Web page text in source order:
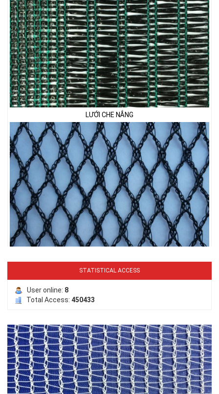
LƯỚI CHE NẮNG
LƯỚI CHẮN CHIM
LƯỚI PHƠI NÔNG SẢN
STATISTICAL ACCESS
User online: 8
Total Access: 450433